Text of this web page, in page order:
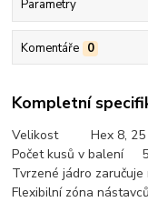
Parametry
Komentáře 0
Kompletní
Velikost Hex 8, 25
Počet kusů v balení 5
Tvrzené jádro
Flexibilní zóna